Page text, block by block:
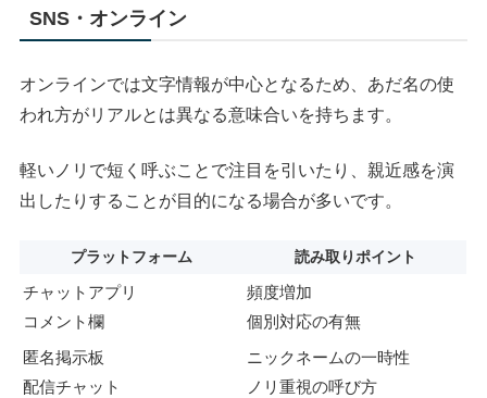
SNS・オンライン
オンラインでは文字情報が中心となるため、あだ名の使
われ方がリアルとは異なる意味合いを持ちます。
軽いノリで短く呼ぶことで注目を引いたり、親近感を演
出したりすることが目的になる場合が多いです。
プラットフォーム 読み取りポイント
チャットアプリ
コメント欄
頻度増加
個別対応の有無
匿名掲示板
配信チャット
ニックネームの一時性
ノリ重視の呼び方